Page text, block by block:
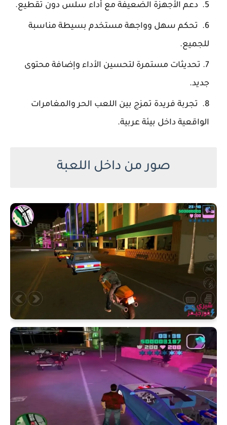
دعم الأجهزة الضعيفة مع أداء سلس دون تقطيع.
تحكم سهل وواجهة مستخدم بسيطة مناسبة
للجميع.
تحديثات مستمرة لتحسين الأداء وإضافة محتوى
جديد.
تجربة فريدة تمزج بين اللعب الحر والمغامرات
الواقعية داخل بيئة عربية.
صور من داخل اللعبة